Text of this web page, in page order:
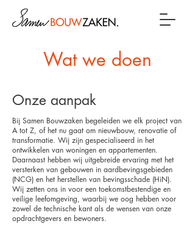
Wat we doen
Onze aanpak
Bij Samen Bouwzaken begeleiden we elk project van
A tot Z, of het nu gaat om nieuwbouw, renovatie of
transformatie. Wij zijn gespecialiseerd in het
ontwikkelen van woningen en appartementen.
Daarnaast hebben wij uitgebreide ervaring met het
versterken van gebouwen in aardbevingsgebieden
(NCG) en het herstellen van bevingsschade (HiN).
Wij zetten ons in voor een toekomstbestendige en
veilige leefomgeving, waarbij we oog hebben voor
zowel de technische kant als de wensen van onze
opdrachtgevers en bewoners.